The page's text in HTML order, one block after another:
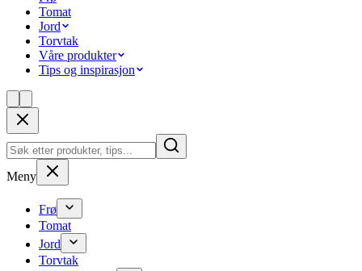
Tomat
Jord
Torvtak
Våre produkter
Tips og inspirasjon
Meny
Frø
Tomat
Jord
Torvtak